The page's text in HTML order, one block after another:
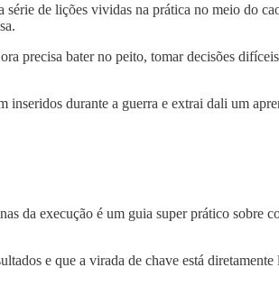
de lições vividas na prática no meio do
precisa bater no peito, tomar decisões
inseridos durante a guerra e extrai dali um
da execução é um guia super prático sobre
e que a virada de chave está